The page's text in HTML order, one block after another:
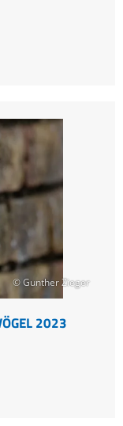
© Gunther Zieger
2023